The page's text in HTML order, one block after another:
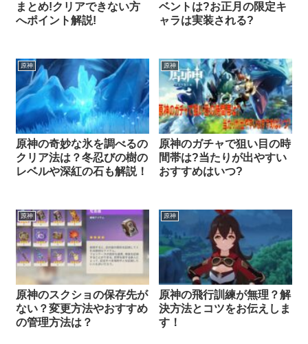
まとめ!クリアできない方
へポイント解説!
ベントは?お正月の限定キ
ャラは実装される?
原神
原神の奇妙な氷を調べるの
クリア法は？冬忍びの樹の
レベルや深紅の石も解説！
原神
原神のガチャで狙い目の時
間帯は?当たりが出やすい
おすすめはいつ?
原神
原神のスクショの保存先が
ない？変更方法やおすすめ
の管理方法は？
原神
原神の飛行訓練が無理？解
決方法とコツをお伝えしま
す！